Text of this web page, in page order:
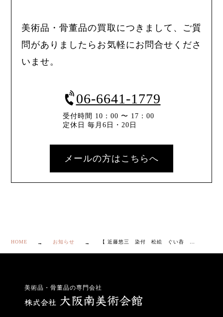
美術品・骨董品の買取につきまして、ご質
問がありましたらお気軽にお問合せくださ
いませ。
06-6641-1779
受付時間 10：00 〜 17：00
定休日 毎月6日・20日
メールの方はこちらへ
HOME お知らせ
美術品・骨董品の専門会社